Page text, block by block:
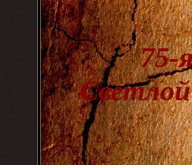
75-